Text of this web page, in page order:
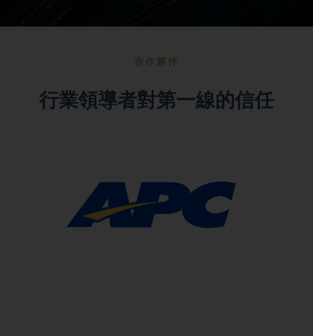
合作夥伴
行業領導者對第一線的信任
APC